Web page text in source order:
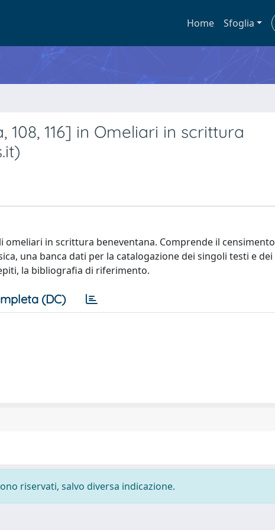
Home Sfoglia
116] in Omeliari in scrittura
in scrittura beneventana. Comprende il censimento
una banca dati per la catalogazione dei singoli testi e dei
la bibliografia di riferimento.
(DC)
riservati, salvo diversa indicazione.